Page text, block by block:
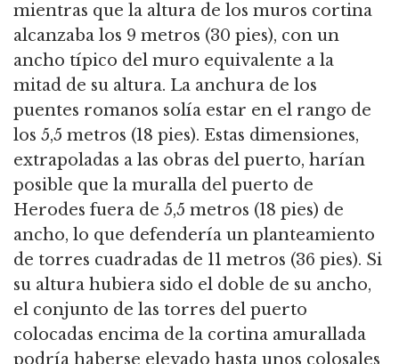
mientras que la altura de los muros cortina
alcanzaba los 9 metros (30 pies), con un
ancho típico del muro equivalente a la
mitad de su altura. La anchura de los
puentes romanos solía estar en el rango de
los 5,5 metros (18 pies). Estas dimensiones,
extrapoladas a las obras del puerto, harían
posible que la muralla del puerto de
Herodes fuera de 5,5 metros (18 pies) de
ancho, lo que defendería un planteamiento
de torres cuadradas de 11 metros (36 pies). Si
su altura hubiera sido el doble de su ancho,
el conjunto de las torres del puerto
colocadas encima de la cortina amurallada
podría haberse elevado hasta unos colosales